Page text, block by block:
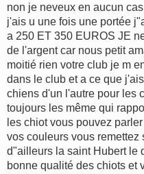
s
s
a
g
non je neveux en aucun
j'ais u une fois une portée
a 250 ET 350 EUROS JE
de l'argent car nous petit
moitié rien votre club je m
dans le club et a ce que
chiens d'un l'autre pour les
toujours les même qui
les chiot vous pouvez
vos couleurs vous remettez
d"ailleurs la saint Hubert le
bonne qualité des chiots et